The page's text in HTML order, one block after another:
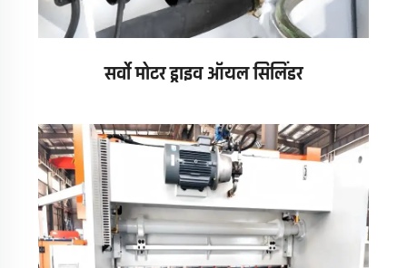
सर्वो मोटर ड्राइव ऑयल सिलिंडर